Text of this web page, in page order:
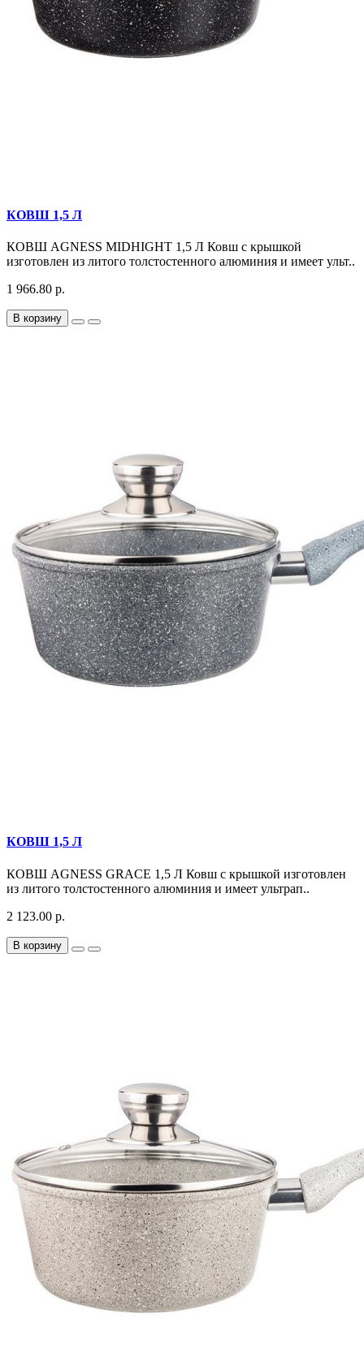
КОВШ 1,5 Л
КОВШ AGNESS MIDHIGHT 1,5 Л Ковш с крышкой
изготовлен из литого толстостенного алюминия и имеет ульт..
1 966.80 р.
В корзину
КОВШ 1,5 Л
КОВШ AGNESS GRACE 1,5 Л Ковш с крышкой изготовлен
из литого толстостенного алюминия и имеет ультрап..
2 123.00 р.
В корзину